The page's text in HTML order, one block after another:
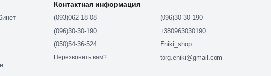
Контактная информация
(093)062-18-08
(096)30-30-190
(050)54-36-524
Перезвонить вам?
(096)30-30-190
+380963030190
Eniki_shop
torg.eniki@gmail.com